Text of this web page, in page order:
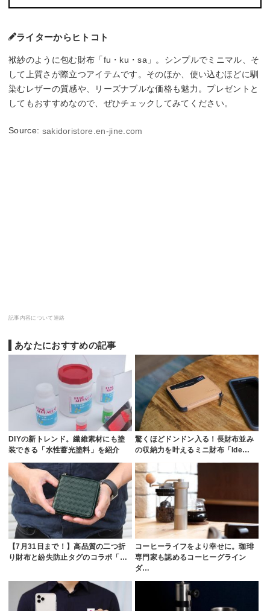
ライターからヒトコト
袱紗のように包む財布「fu・ku・sa」。シンプルでミニマル、そ
して上質さが際立つアイテムです。そのほか、使い込むほどに馴
染むレザーの質感や、リーズナブルな価格も魅力。プレゼントと
してもおすすめなので、ぜひチェックしてみてください。
Source: sakidoristore.en-jine.com
記事内容について連絡
あなたにおすすめの記事
DIYの新トレンド。繊維素材にも塗
装できる「水性蓄光塗料」を紹介
驚くほどドンドン入る！長財布並み
の収納力を叶えるミニ財布「Ide…
【7月31日まで！】高品質の二つ折
り財布と紛失防止タグのコラボ「…
コーヒーライフをより幸せに。珈琲
専門家も認めるコーヒーグライン
ダ…